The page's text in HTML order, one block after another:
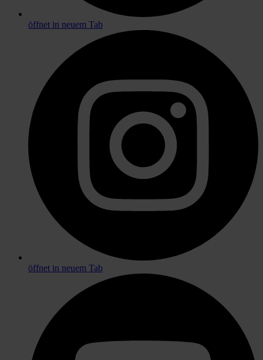
öffnet in neuem Tab
öffnet in neuem Tab